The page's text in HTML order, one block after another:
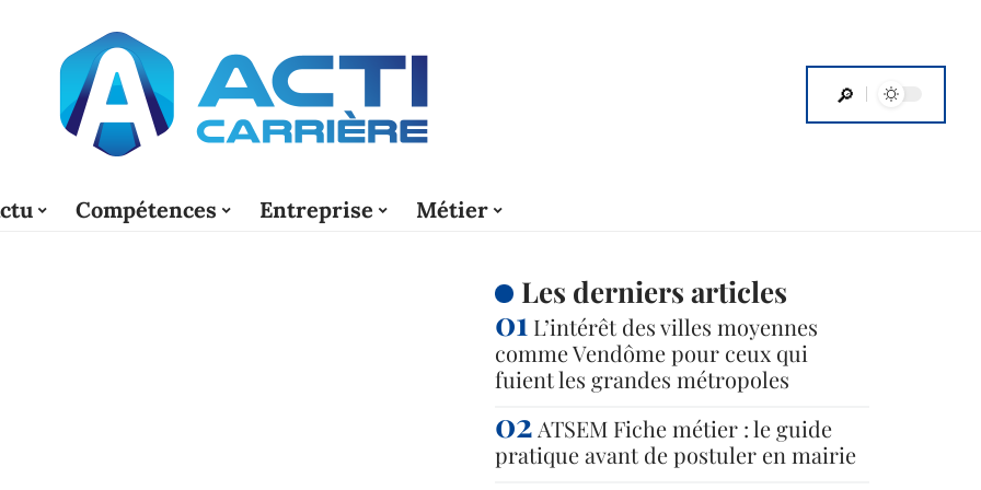
Compétences Entreprise Métier
Les derniers articles
L’intérêt des villes moyennes
comme Vendôme pour ceux qui
fuient les grandes métropoles
ATSEM Fiche métier : le guide
pratique avant de postuler en mairie